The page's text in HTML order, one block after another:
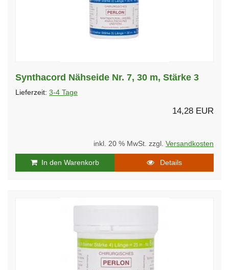
Synthacord Nähseide Nr. 7, 30 m, Stärke 3
Lieferzeit: 3-4 Tage
14,28 EUR
inkl. 20 % MwSt. zzgl. Versandkosten
In den Warenkorb Details